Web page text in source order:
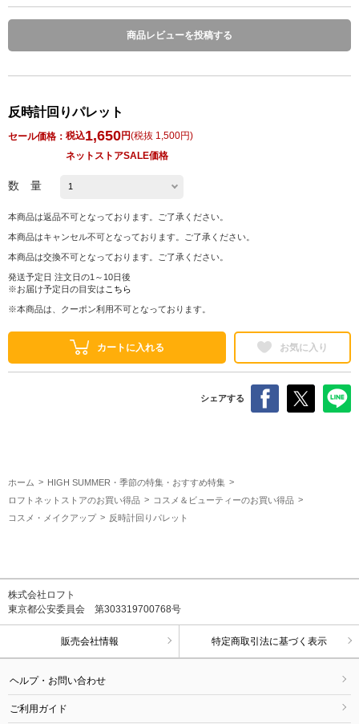
商品レビューを投稿する
反時計回りパレット
セール価格： 税込1,650円(税抜 1,500円)
ネットストアSALE価格
数 量
本商品は返品不可となっております。ご了承ください。
本商品はキャンセル不可となっております。ご了承ください。
本商品は交換不可となっております。ご了承ください。
発送予定日 注文日の1～10日後
※お届け予定日の目安は こちら
※本商品は、クーポン利用不可となっております。
カートに入れる お気に入り
シェアする
ホーム
HIGH SUMMER・季節の特集・おすすめ特集
ロフトネットストアのお買い得品
コスメ＆ビューティーのお買い得品
コスメ・メイクアップ
反時計回りパレット
株式会社ロフト
東京都公安委員会 第303319700768号
販売会社情報 特定商取引法に基づく表示
ヘルプ・お問い合わせ
ご利用ガイド